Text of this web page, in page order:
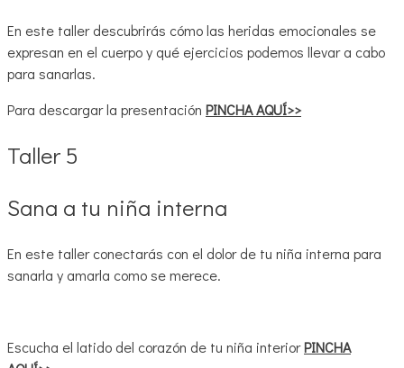
En este taller descubrirás cómo las heridas emocionales se
expresan en el cuerpo y qué ejercicios podemos llevar a cabo
para sanarlas.
Para descargar la presentación PINCHA AQUÍ>>
Taller 5
Sana a tu niña interna
En este taller conectarás con el dolor de tu niña interna para
sanarla y amarla como se merece.
Escucha el latido del corazón de tu niña interiorPINCHA